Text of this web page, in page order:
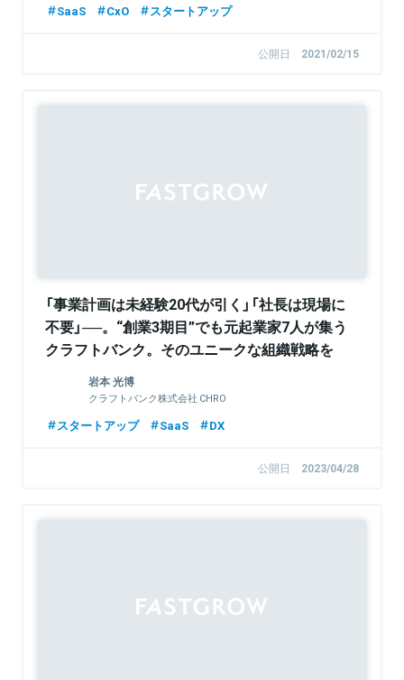
SaaS CxO スタートアップ
公開日 2021/02/15
「事業計画は未経験20代が引く」「社長は現場に
不要」──。“創業3期目”でも元起業家7人が集う
クラフトバンク。そのユニークな組織戦略を
CHRO岩本氏に訊く
岩本 光博
クラフトバンク株式会社 CHRO
スタートアップ SaaS DX
公開日 2023/04/28